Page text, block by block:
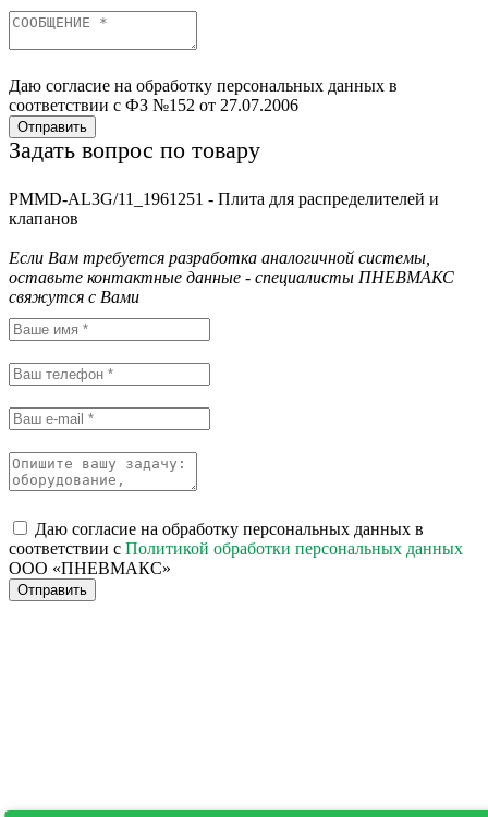
Даю согласие на обработку персональных данных в
соответствии с ФЗ №152 от 27.07.2006
Отправить
Задать вопрос по товару
PMMD-AL3G/11_1961251 - Плита для распределителей и
клапанов
Если Вам требуется разработка аналогичной системы,
оставьте контактные данные - специалисты ПНЕВМАКС
свяжутся с Вами
Даю согласие на обработку персональных данных в
соответствии с Политикой обработки персональных данных
ООО «ПНЕВМАКС»
Отправить